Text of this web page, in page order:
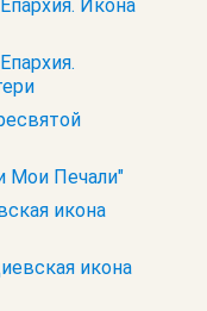
Икона
Мои Печали"
икона
икона